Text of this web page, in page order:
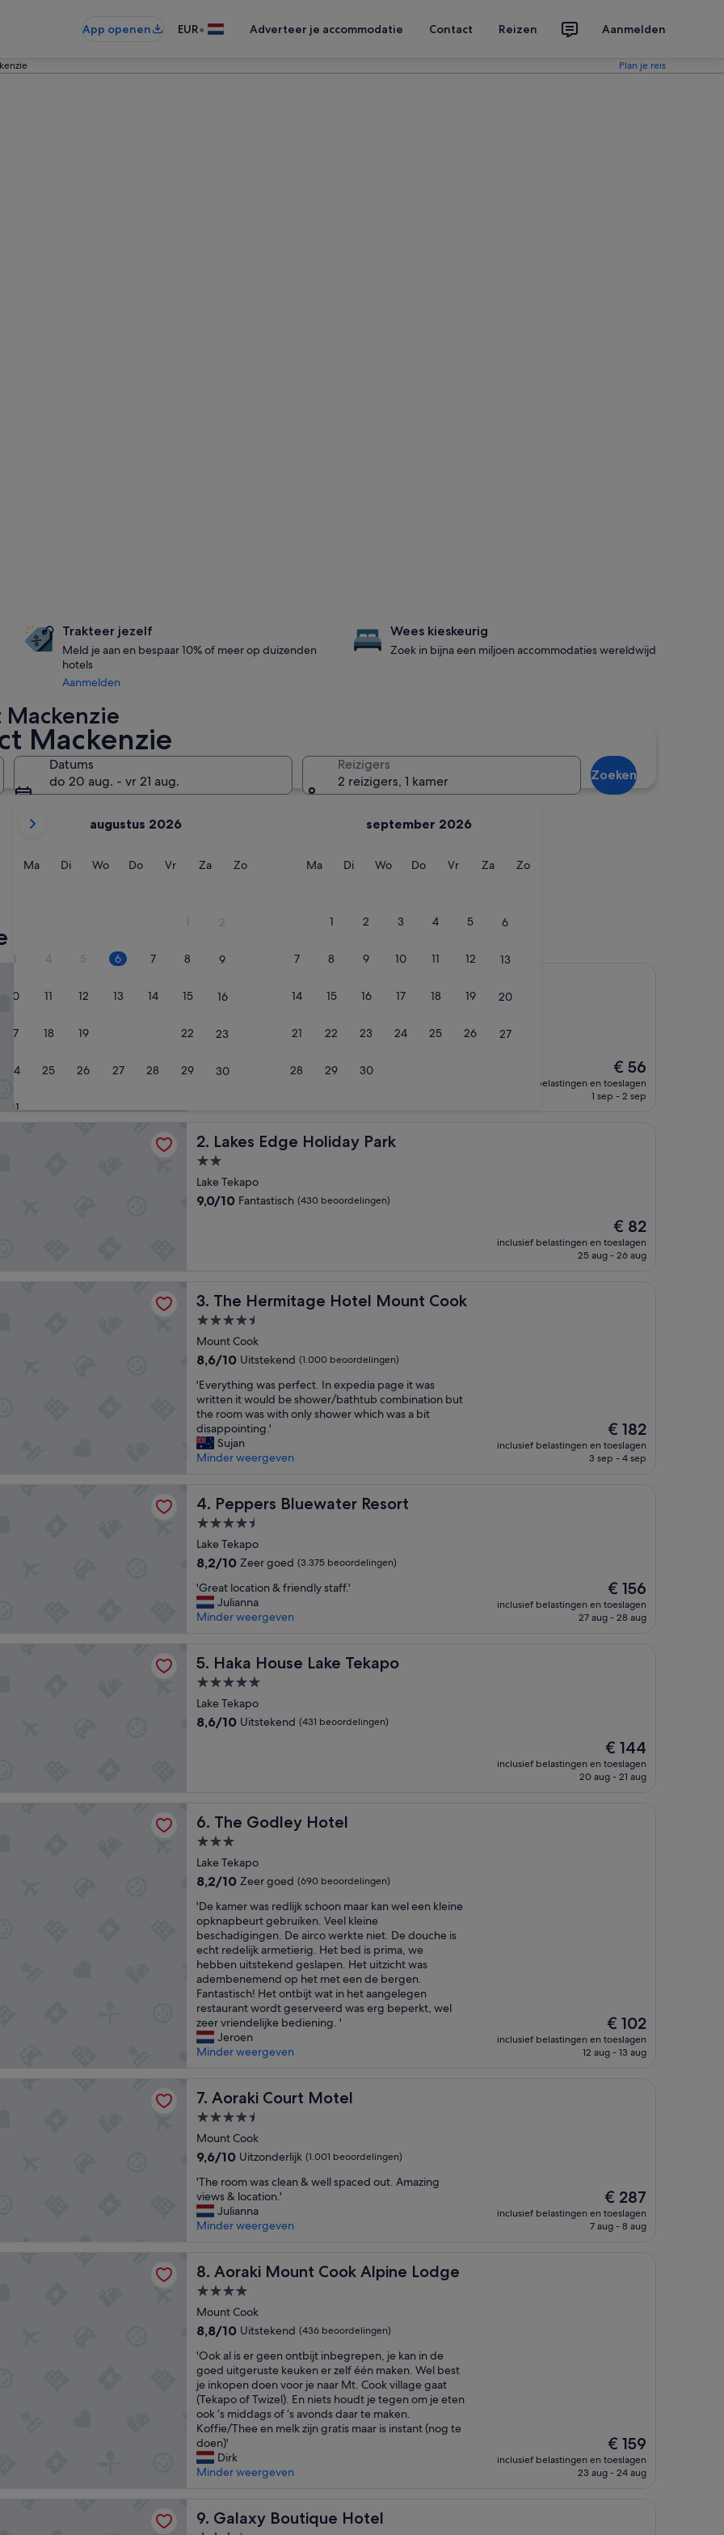
App openen EUR• Adverteer je accommodatie Contact Reizen Aanmelden
Plan je reis
Mackenzie
Datums
do 20 aug. - vr 21 aug.
weergegeven
zijn
augustus 2026
MaMaandag
DiDinsdag
WoWoensdag
DoDonderdag
VrVrijdag
ZaZaterdag
ZoZondag
1 2
3 4 5 6 7 8 9
10 11 12 13 14 15 16
17 18 19 22 23
24 25 26 27 28 29 30
31
september 2026
MaMaandag
DiDinsdag
WoWoensdag
DoDonderdag
VrVrijdag
ZaZaterdag
ZoZondag
1 2 3 4 5 6
7 8 9 10 11 12 13
14 15 16 17 18 19 20
21 22 23 24 25 26 27
28 29 30
Reizigers
2 reizigers, 1 kamer
Zoeken
Trakteer jezelf
Meld je aan en bespaar 10% of meer op duizenden
hotels
Aanmelden
Wees kieskeurig
Zoek in bijna een miljoen accommodaties wereldwijd
Mount Cook
beste keuzes voor hotels in District Mackenzie
8,8/10 Uitstekend (23 beoordelingen)
De
prijs
is
€ 56
inclusief belastingen en toeslagen
1 sep - 2 sep
2. Lakes Edge Holiday Park
Lakes Edge Holiday Park
2.0-
sterrenaccommodatie
Lake Tekapo
9.0
9,0/10 Fantastisch (430 beoordelingen)
De
prijs
is
€ 82
inclusief belastingen en toeslagen
25 aug - 26 aug
3. The Hermitage Hotel Mount Cook
The Hermitage Hotel Mount Cook
4.5-
sterrenaccommodatie
Mount Cook
8.6
10,
Uitstekend,
(1.000
beoordelingen)
8,6/10 Uitstekend (1.000 beoordelingen)
'
E
v
e
r
y
g
w
a
p
e
r
c
I
n
a
p
a
g
e
t
w
a
s
w
r
i
t
t
e
n
w
o
u
l
d
e
s
h
o
r
/
b
a
t
t
u
b
c
o
m
b
i
n
i
'Everything was perfect. In expedia page it was
written it would be shower/bathtub combination but
the room was with only shower which was a bit
disappointing.'
Sujan
Minder weergeven
De
prijs
is
€ 182
inclusief belastingen en toeslagen
3 sep - 4 sep
4. Peppers Bluewater Resort
Peppers Bluewater Resort
4.5-
sterrenaccommodatie
Lake Tekapo
8.2
10,
Zeer
goed,
8,2/10 Zeer goed (3.375 beoordelingen)
'
G
r
t
o
c
a
r
e
n
d
y
s
t
a
f
f
.
'
'Great location & friendly staff.'
Julianna
Minder weergeven
De
prijs
is
€ 156
inclusief belastingen en toeslagen
27 aug - 28 aug
5. Haka House Lake Tekapo
Haka House Lake Tekapo
5.0-
sterrenaccommodatie
Lake Tekapo
8.6
8,6/10 Uitstekend (431 beoordelingen)
De
prijs
is
€ 144
inclusief belastingen en toeslagen
20 aug - 21 aug
6. The Godley Hotel
The Godley Hotel
3.0-
sterrenaccommodatie
Lake Tekapo
8.2
10,
Zeer
goed,
(690
beoordelingen)
8,2/10 Zeer goed (690 beoordelingen)
'
D
e
k
a
m
e
r
w
a
s
d
j
k
c
h
o
o
a
k
a
w
e
l
e
e
n
k
l
e
e
o
'De kamer was redlijk schoon maar kan wel een kleine
opknapbeurt gebruiken. Veel kleine
beschadigingen. De airco werkte niet. De douche is
echt redelijk armetierig. Het bed is prima, we
hebben uitstekend geslapen. Het uitzicht was
adembenemend op het met een de bergen.
Fantastisch! Het ontbijt wat in het aangelegen
restaurant wordt geserveerd was erg beperkt, wel
zeer vriendelijke bediening. '
Jeroen
Minder weergeven
De
prijs
is
€ 102
inclusief belastingen en toeslagen
12 aug - 13 aug
7. Aoraki Court Motel
Aoraki Court Motel
4.5-
sterrenaccommodatie
Mount Cook
9.6
10,
Uitzonderlijk,
(1.001
beoordelingen)
9,6/10 Uitzonderlijk (1.001 beoordelingen)
'
T
h
e
o
m
w
a
s
l
e
a
n
&
w
e
l
l
a
'The room was clean & well spaced out. Amazing
views & location.'
Julianna
Minder weergeven
De
prijs
is
€ 287
inclusief belastingen en toeslagen
7 aug - 8 aug
8. Aoraki Mount Cook Alpine Lodge
Aoraki Mount Cook Alpine Lodge
4.0-
sterrenaccommodatie
Mount Cook
8.8
10,
Uitstekend,
(436
beoordelingen)
8,8/10 Uitstekend (436 beoordelingen)
'
O
o
k
a
l
i
s
e
e
'Ook al is er geen ontbijt inbegrepen, je kan in de
goed uitgeruste keuken er zelf één maken. Wel best
je inkopen doen voor je naar Mt. Cook village gaat
(Tekapo of Twizel). En niets houdt je tegen om je eten
ook ‘s middags of ‘s avonds daar te maken.
Koffie/Thee en melk zijn gratis maar is instant (nog te
doen)'
Dirk
Minder weergeven
De
prijs
is
€ 159
inclusief belastingen en toeslagen
23 aug - 24 aug
9. Galaxy Boutique Hotel
Galaxy Boutique Hotel